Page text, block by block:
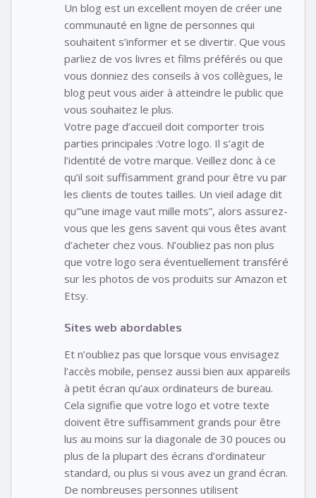
Un blog est un excellent moyen de créer une
communauté en ligne de personnes qui
souhaitent s’informer et se divertir. Que vous
parliez de vos livres et films préférés ou que
vous donniez des conseils à vos collègues, le
blog peut vous aider à atteindre le public que
vous souhaitez le plus.
Votre page d’accueil doit comporter trois
parties principales :Votre logo. Il s’agit de
l’identité de votre marque. Veillez donc à ce
qu’il soit suffisamment grand pour être vu par
les clients de toutes tailles. Un vieil adage dit
qu'”une image vaut mille mots”, alors assurez-
vous que les gens savent qui vous êtes avant
d’acheter chez vous. N’oubliez pas non plus
que votre logo sera éventuellement transféré
sur les photos de vos produits sur Amazon et
Etsy.
Sites web abordables
Et n’oubliez pas que lorsque vous envisagez
l’accès mobile, pensez aussi bien aux appareils
à petit écran qu’aux ordinateurs de bureau.
Cela signifie que votre logo et votre texte
doivent être suffisamment grands pour être
lus au moins sur la diagonale de 30 pouces ou
plus de la plupart des écrans d’ordinateur
standard, ou plus si vous avez un grand écran.
De nombreuses personnes utilisent